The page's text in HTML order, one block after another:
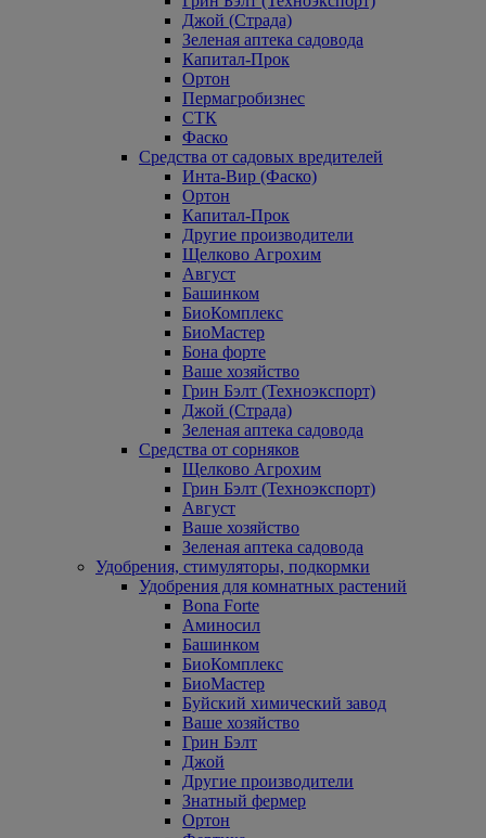
Джой (Страда)
Зеленая аптека садовода
Капитал-Прок
Ортон
Пермагробизнес
СТК
Фаско
Средства от садовых вредителей
Инта-Вир (Фаско)
Ортон
Капитал-Прок
Другие производители
Щелково Агрохим
Август
Башинком
БиоКомплекс
БиоМастер
Бона форте
Ваше хозяйство
Грин Бэлт (Техноэкспорт)
Джой (Страда)
Зеленая аптека садовода
Средства от сорняков
Щелково Агрохим
Грин Бэлт (Техноэкспорт)
Август
Ваше хозяйство
Зеленая аптека садовода
Удобрения, стимуляторы, подкормки
Удобрения для комнатных растений
Bona Forte
Аминосил
Башинком
БиоКомплекс
БиоМастер
Буйский химический завод
Ваше хозяйство
Грин Бэлт
Джой
Другие производители
Знатный фермер
Ортон